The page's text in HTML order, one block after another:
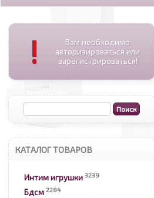
!
Вам необходимо
авторизироваться или
зарегистрироваться!
КАТАЛОГ ТОВАРОВ
Интим игрушки 3239
Бдсм 2284